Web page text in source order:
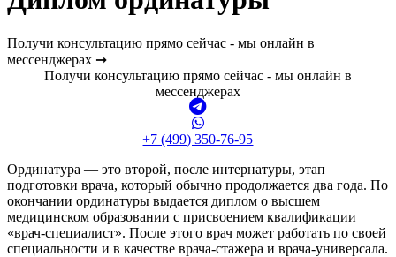
Получи консультацию прямо сейчас - мы онлайн в
мессенджерах ➞
Получи консультацию прямо сейчас - мы онлайн в
мессенджерах
+7 (499) 350-76-95
Ординатура — это второй, после интернатуры, этап
подготовки врача, который обычно продолжается два года. По
окончании ординатуры выдается диплом о высшем
медицинском образовании с присвоением квалификации
«врач-специалист». После этого врач может работать по своей
специальности и в качестве врача-стажера и врача-универсала.